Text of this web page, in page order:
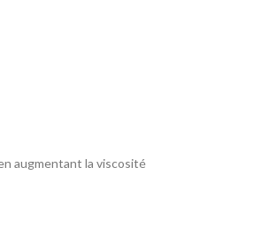
augmentant la viscosité